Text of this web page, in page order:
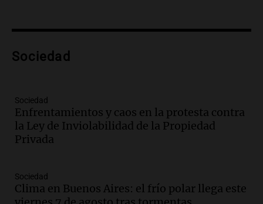
tributo todos los jueves
Episodios
sea, va a ser lindo”
La Cadena del Gol
Episodios
Audio.
mano es muy peligroso”
La Argentina, hoy
Episodios
Sociedad
Sociedad
Enfrentamientos y caos en la protesta contra
la Ley de Inviolabilidad de la Propiedad
Privada
Sociedad
Clima en Buenos Aires: el frío polar llega este